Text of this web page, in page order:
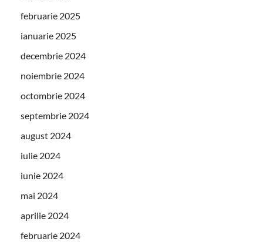
februarie 2025
ianuarie 2025
decembrie 2024
noiembrie 2024
octombrie 2024
septembrie 2024
august 2024
iulie 2024
iunie 2024
mai 2024
aprilie 2024
februarie 2024